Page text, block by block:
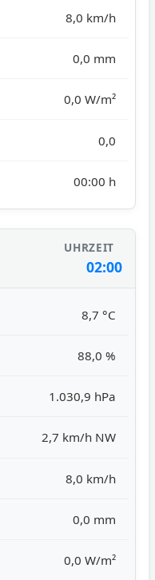
8,0 km/h
0,0 mm
0,0 W/m²
0,0
00:00 h
02:00
8,7 °C
88,0 %
1.030,9 hPa
2,7 km/h NW
8,0 km/h
0,0 mm
0,0 W/m²